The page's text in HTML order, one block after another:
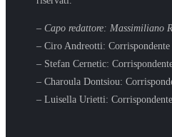
– Capo redattore: Massimiliano
– Ciro Andreotti:
– Stefan Cernetic:
– Charoula Dontsiou:
– Luisella Urietti: